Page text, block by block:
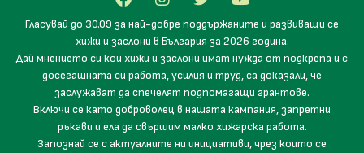
Гласувай до 30.09 за най-добре поддържаните и развиващи се
хижи и заслони в България за 2026 година.
Дай мнението си кои хижи и заслони имат нужда от подкрепа и с
досегашната си работа, усилия и труд, са доказали, че
заслужават да спечелят подпомагащи грантове.
Включи се като доброволец в нашата кампания, запретни
ръкави и ела да свършим малко хижарска работа.
Запознай се с актуалните ни инициативи, чрез които се